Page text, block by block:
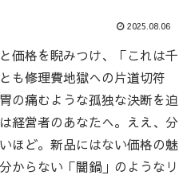
2025.08.06
価格を睨みつけ、「これは千
も修理費地獄への片道切符
の痛むような孤独な決断を迫
経営者のあなたへ。ええ、分
ほど。新品にはない価格の魅
からない「闇鍋」のようなリ